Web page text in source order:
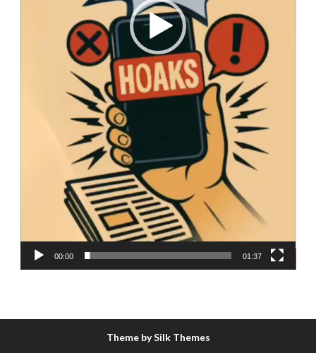
00:00 01:37
Theme by Silk Themes